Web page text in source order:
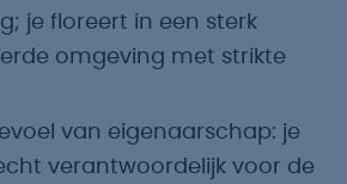
je floreert in een sterk
omgeving met strikte
van eigenaarschap: je
verantwoordelijk voor de